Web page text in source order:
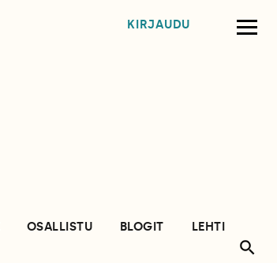
KIRJAUDU
OSALLISTU BLOGIT
LEHTI